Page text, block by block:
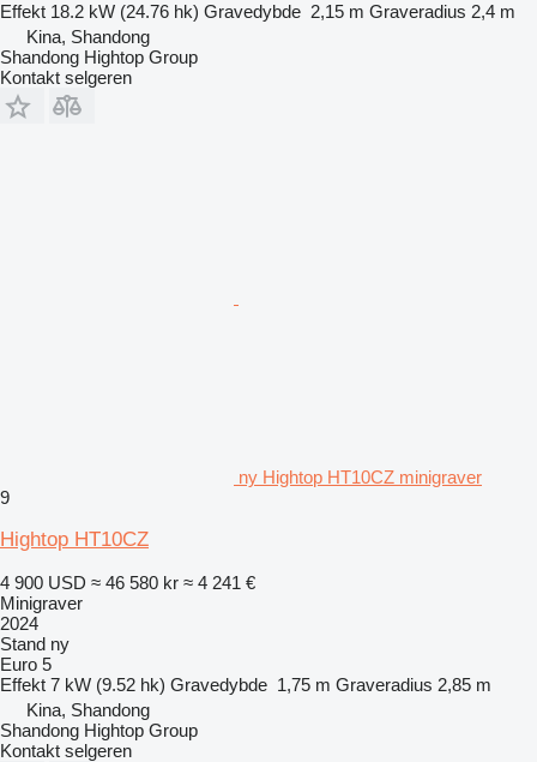
Effekt 18.2 kW (24.76 hk) Gravedybde 2,15 m Graveradius 2,4 m
Kina, Shandong
Shandong Hightop Group
Kontakt selgeren
ny Hightop HT10CZ minigraver
9
Hightop HT10CZ
4 900 USD ≈ 46 580 kr ≈ 4 241 €
Minigraver
2024
Stand ny
Euro 5
Effekt 7 kW (9.52 hk) Gravedybde 1,75 m Graveradius 2,85 m
Kina, Shandong
Shandong Hightop Group
Kontakt selgeren